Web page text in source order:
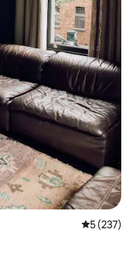
5 av 5 i
5 (237)